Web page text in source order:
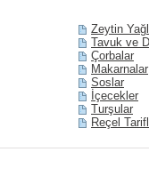
Zeytin
Tavuk ve
Çorbalar
Makarnalar
Soslar
İçecekler
Turşular
Reçel